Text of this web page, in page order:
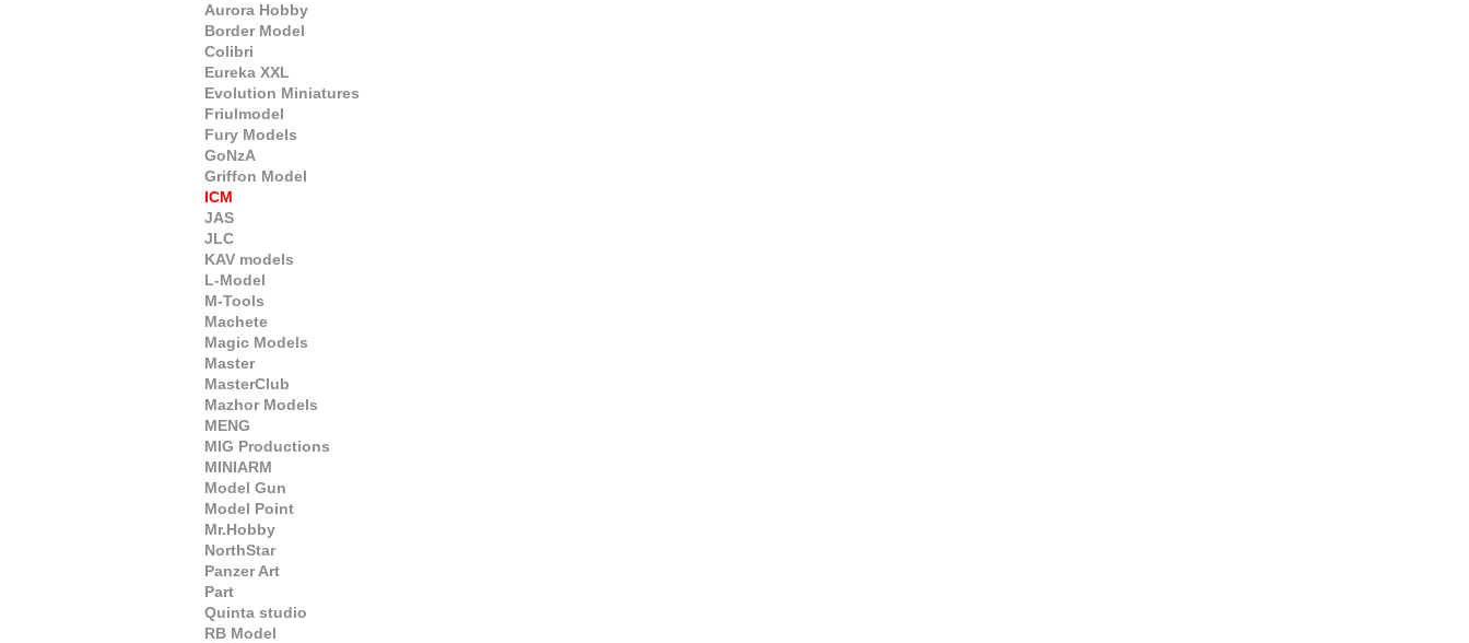
Aurora Hobby
Border Model
Colibri
Eureka XXL
Evolution Miniatures
Friulmodel
Fury Models
GoNzA
Griffon Model
ICM
JAS
JLC
KAV models
L-Model
M-Tools
Machete
Magic Models
Master
MasterClub
Mazhor Models
MENG
MIG Productions
MINIARM
Model Gun
Model Point
Mr.Hobby
NorthStar
Panzer Art
Part
Quinta studio
RB Model